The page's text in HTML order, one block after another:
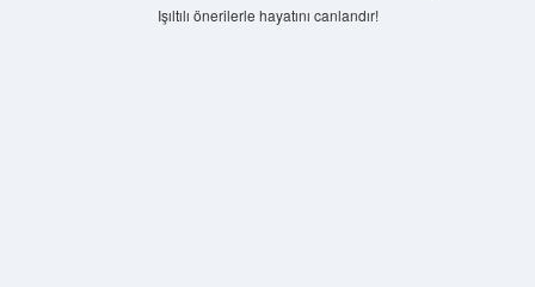
Işıltılı önerilerle hayatını canlandır!